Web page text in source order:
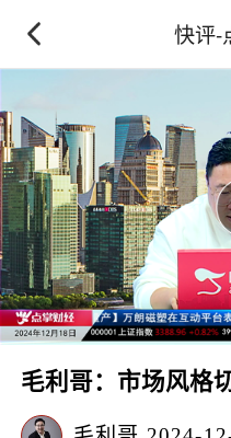
快评-
毛利哥：市场风格